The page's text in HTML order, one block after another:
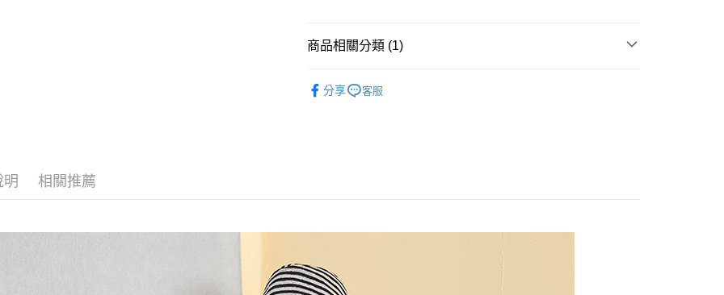
全家付款取貨
每筆NT$80，滿NT$2,000(含以上)免運費
商品相關分類 (1)
分享
客服
明 相關推薦